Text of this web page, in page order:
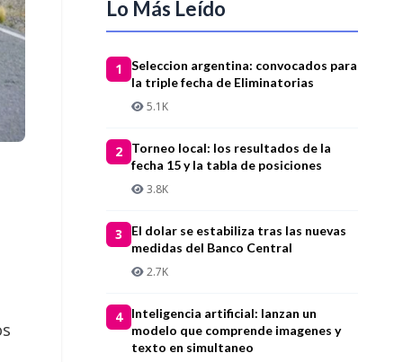
Lo Más Leído
1
Seleccion argentina: convocados para
la triple fecha de Eliminatorias
5.1K
2
Torneo local: los resultados de la
fecha 15 y la tabla de posiciones
3.8K
3
El dolar se estabiliza tras las nuevas
medidas del Banco Central
2.7K
4
Inteligencia artificial: lanzan un
modelo que comprende imagenes y
texto en simultaneo